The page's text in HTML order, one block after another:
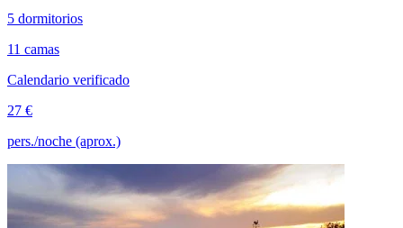
5 dormitorios
11 camas
Calendario verificado
27 €
pers./noche (aprox.)